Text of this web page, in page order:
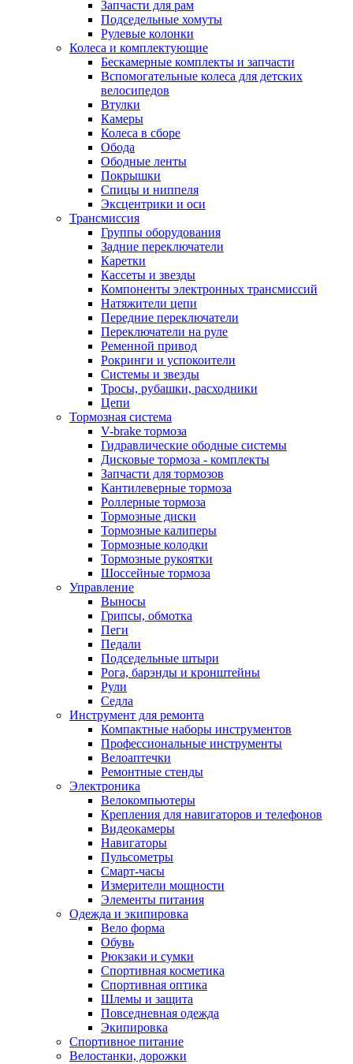
Запчасти для рам
Подседельные хомуты
Рулевые колонки
Колеса и комплектующие
Бескамерные комплекты и запчасти
Вспомогательные колеса для детских
велосипедов
Втулки
Камеры
Колеса в сборе
Обода
Ободные ленты
Покрышки
Спицы и ниппеля
Эксцентрики и оси
Трансмиссия
Группы оборудования
Задние переключатели
Каретки
Кассеты и звезды
Компоненты электронных трансмиссий
Натяжители цепи
Передние переключатели
Переключатели на руле
Ременной привод
Рокринги и успокоители
Системы и звезды
Тросы, рубашки, расходники
Цепи
Тормозная система
V-brake тормоза
Гидравлические ободные системы
Дисковые тормоза - комплекты
Запчасти для тормозов
Кантилеверные тормоза
Роллерные тормоза
Тормозные диски
Тормозные калиперы
Тормозные колодки
Тормозные рукоятки
Шоссейные тормоза
Управление
Выносы
Грипсы, обмотка
Пеги
Педали
Подседельные штыри
Рога, барэнды и кронштейны
Рули
Седла
Инструмент для ремонта
Компактные наборы инструментов
Профессиональные инструменты
Велоаптечки
Ремонтные стенды
Электроника
Велокомпьютеры
Крепления для навигаторов и телефонов
Видеокамеры
Навигаторы
Пульсометры
Смарт-часы
Измерители мощности
Элементы питания
Одежда и экипировка
Вело форма
Обувь
Рюкзаки и сумки
Спортивная косметика
Спортивная оптика
Шлемы и защита
Повседневная одежда
Экипировка
Спортивное питание
Велостанки, дорожки